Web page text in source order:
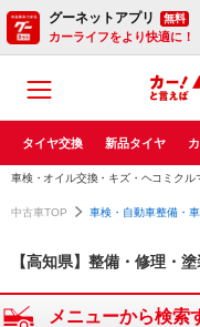
グーネットアプリ 無料
カーライフをより快適に！
タイヤ交換 新品タイヤ
車検・オイル交換・キズ・ヘコミクル
中古車TOP 車検・自動車整備・
【高知県】整備・修理・
メニューから検索